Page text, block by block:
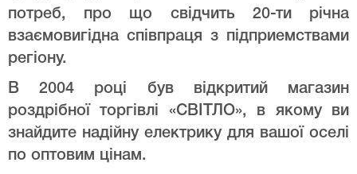
потреб, про що свідчить 20-ти річна
взаємовигідна співпраця з підприемствами
регіону.
В 2004 році був відкритий магазин
роздрібної торгівлі «СВІТЛО», в якому ви
знайдите надійну електрику для вашої оселі
по оптовим цінам.